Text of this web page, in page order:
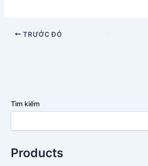
TRƯỚC ĐÓ
Tìm kiếm
Products